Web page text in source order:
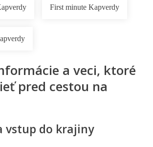
First minute Kapverdy
a veci, ktoré
pred cestou na
vstup do krajiny